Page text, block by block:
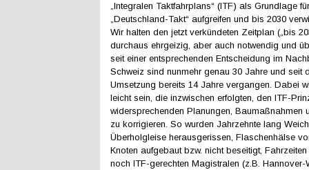
„Integralen Taktfahrplans“ (ITF) als Grundlage
„Deutschland-Takt“ aufgreifen und bis 2030
Wir halten den jetzt verkündeten Zeitplan („bis
durchaus ehrgeizig, aber auch notwendig und
seit einer entsprechenden Entscheidung im
Schweiz sind nunmehr genau 30 Jahre und seit
Umsetzung bereits 14 Jahre vergangen. Dabei
leicht sein, die inzwischen erfolgten, den ITF-
widersprechenden Planungen, Baumaßnahmen
zu korrigieren. So wurden Jahrzehnte lang
Überholgleise herausgerissen, Flaschenhälse
Knoten aufgebaut bzw. nicht beseitigt,
noch ITF-gerechten Magistralen (z.B. Hannover-